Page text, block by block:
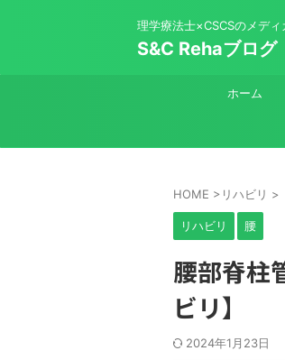
理学療法士×CSCSのメディ
S&C Rehaブログ
ホーム
HOME > リハビリ >
リハビリ 腰
腰部脊柱
ビリ】
2024年1月23日